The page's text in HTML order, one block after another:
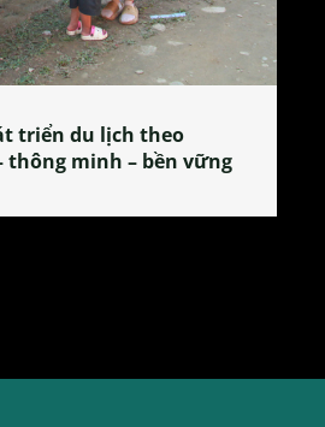
tẻ Phú Nhi – nơi lan
Đoài